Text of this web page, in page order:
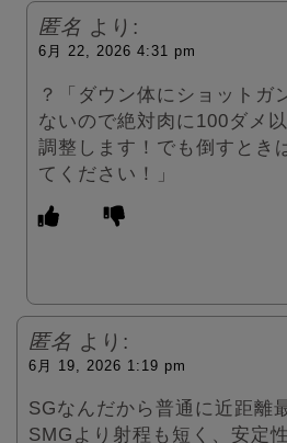
匿名 より:
6月 22, 2026 4:31 pm
？「ダウン体にショットガ
ないので絶対肉に100ダメ
調整します！でも倒すとき
てください！」
匿名 より:
6月 19, 2026 1:19 pm
SGなんだから普通に近距離
SMGより射程も短く、安定